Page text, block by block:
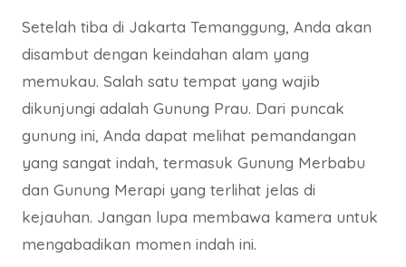
Setelah tiba di Jakarta Temanggung, Anda akan
disambut dengan keindahan alam yang
memukau. Salah satu tempat yang wajib
dikunjungi adalah Gunung Prau. Dari puncak
gunung ini, Anda dapat melihat pemandangan
yang sangat indah, termasuk Gunung Merbabu
dan Gunung Merapi yang terlihat jelas di
kejauhan. Jangan lupa membawa kamera untuk
mengabadikan momen indah ini.